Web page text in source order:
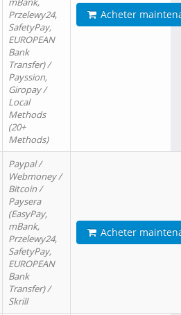
Przelewy24,
SafetyPay,
EUROPEAN
Bank
Transfer) /
Payssion,
Giropay /
Local
Methods
(20+
Methods)
Acheter
Paypal /
Webmoney /
Bitcoin /
Paysera
(EasyPay,
mBank,
Przelewy24,
SafetyPay,
EUROPEAN
Bank
Transfer) /
Skrill
Acheter